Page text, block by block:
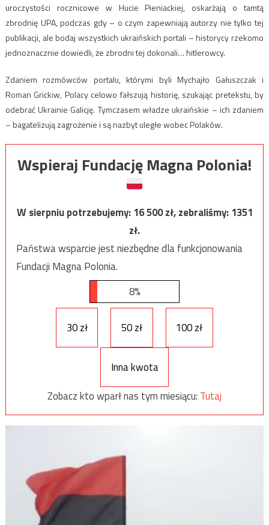
uroczystości rocznicowe w Hucie Pieniackiej, oskarżają o tamtą
zbrodnię UPA, podczas gdy – o czym zapewniają autorzy nie tylko tej
publikacji, ale bodaj wszystkich ukraińskich portali – historycy rzekomo
jednoznacznie dowiedli, że zbrodni tej dokonali… hitlerowcy.
Zdaniem rozmówców portalu, którymi byli Mychajło Gałuszczak i
Roman Grickiw, Polacy celowo fałszują historię, szukając pretekstu, by
odebrać Ukrainie Galicję. Tymczasem władze ukraińskie – ich zdaniem
– bagatelizują zagrożenie i są nazbyt uległe wobec Polaków.
Wspieraj Fundację Magna Polonia!
W sierpniu potrzebujemy:16 500zł, zebraliśmy:1351
zł.
Państwa wsparcie jest niezbędne dla funkcjonowania
Fundacji Magna Polonia.
8%
30 zł 50 zł 100 zł
Inna kwota
Zobacz kto wparł nas tym miesiącu: Tutaj